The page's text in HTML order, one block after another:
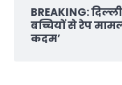
BREAKING:
बच्चियों से रेप
कदम’